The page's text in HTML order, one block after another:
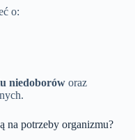
o:
niedoborów oraz
na potrzeby organizmu?